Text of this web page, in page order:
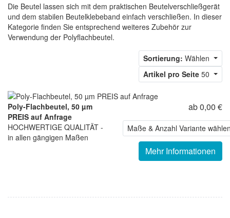
Die Beutel lassen sich mit dem praktischen Beutelverschließgerät
und dem stabilen Beutelklebeband einfach verschließen. In dieser
Kategorie finden Sie entsprechend weiteres Zubehör zur
Verwendung der Polyflachbeutel.
Sortierung: Wählen
Artikel pro Seite 50
Poly-Flachbeutel, 50 µm
PREIS auf Anfrage
HOCHWERTIGE QUALITÄT -
in allen gängigen Maßen
ab 0,00 €
Maße & Anzahl Variante
Mehr Informationen